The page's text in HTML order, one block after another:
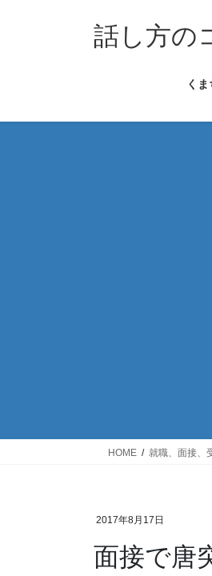
ス
ン
話し方の
く
HOME 就職、面接、
2017年8月17日
面接で唐